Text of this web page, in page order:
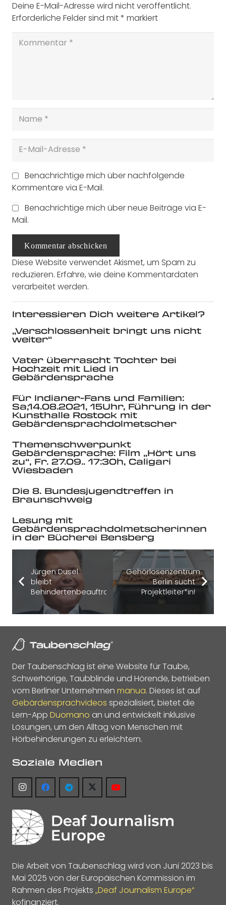
Deine E-Mail-Adresse wird nicht veröffentlicht.
Erforderliche Felder sind mit* markiert
Benachrichtige mich über nachfolgende
Kommentare via E-Mail.
Benachrichtige mich über neue Beiträge via E-
Mail.
Kommentar abschicken
Diese Website verwendet Akismet, um Spam zu
reduzieren. Erfahre, wie deine Kommentardaten
verarbeitet werden.
Interessieren Dich weitere Artikel?
„Verschlossenheit bringt uns nicht
weiter“
Vater überrascht Tochter bei
Hochzeit mit Lied in
Gebärdensprache
Für Indianer-Fans und Familien:
Sa,14.08.2021, 15Uhr, Führung in der
Kunsthalle Rostock mit
Gebärdensprachdolmetscher
Themenschwerpunkt
Gebärdensprache: Film „Hört uns
zu“, Fr. 27.09.. 17:30h, Caligari
Wiesbaden
Die 8. Bundesjugendtreffen in
Braunschweig
Lesung mit
Gebärdensprachdolmetscherinnen
in der Bücherei Bensberg
Jürgen Dusel
bleibt
Behindertenbeauftragter
Gehörlosenzentrum
Berlin sucht
Projektleiter*in!
Der Taubenschlag ist eine Website für Taube,
Schwerhörige, Taubblinde und Hörende, betrieben
vom Berliner Unternehmen manua. Dieses ist auf
Gebärdensprachvideos spezialisiert, bietet die
Lern-App Duomano an und entwickelt inklusive
Lösungen, um den Alltag von Menschen mit
Hörbehinderungen zu erleichtern.
Soziale Medien
Die Arbeit von Taubenschlag wird von Juni 2023 bis
Mai 2025 von der Europäischen Kommission im
Rahmen des Projekts „Deaf Journalism Europe“
kofinanziert.